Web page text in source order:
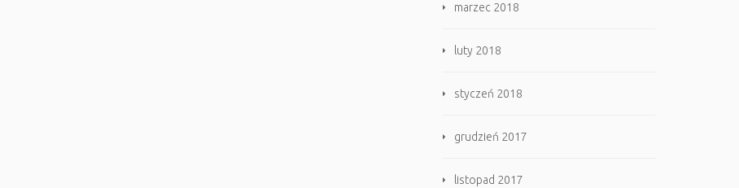
marzec 2018
luty 2018
styczeń 2018
grudzień 2017
listopad 2017